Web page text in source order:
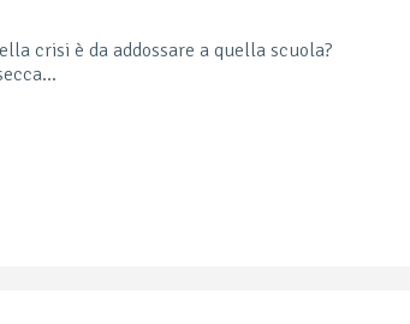
crisi è da addossare a quella scuola?